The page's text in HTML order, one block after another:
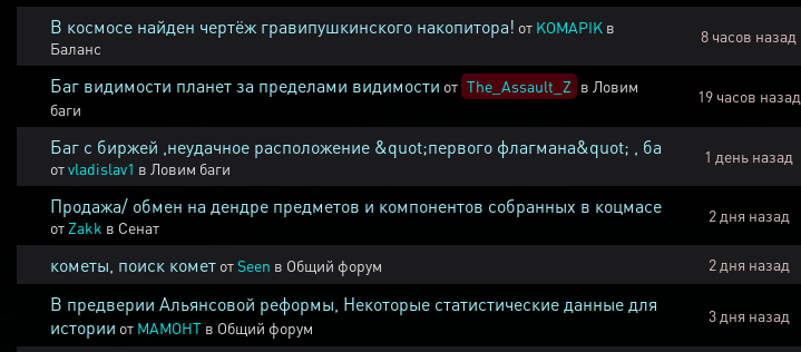
В космосе найден чертёж гравипушкинского накопитора! от KOMAPIK в
Баланс
8 часов назад
Баг видимости планет за пределами видимости от The_Assault_Z в Ловим
баги
19 часов назад
Баг с биржей ,неудачное расположение &quot;первого флагмана&quot; , ба
отvladislav1 в Ловим баги
1 день назад
Продажа/ обмен на дендре предметов и компонентов собранных в коцмасе
от Zakk в Сенат
2 дня назад
кометы, поиск комет отSeen в Общий форум 2 дня назад
В предверии Альянсовой реформы, Некоторые статистические данные для
истории от MAMOHT в Общий форум
3 дня назад